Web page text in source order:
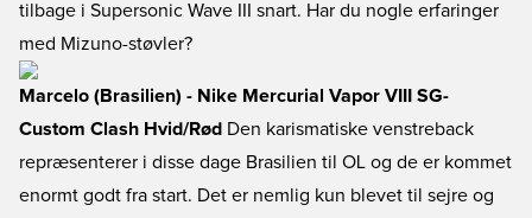
tilbage i Supersonic Wave III snart. Har du nogle erfaringer
med Mizuno-støvler?
Marcelo (Brasilien) - Nike Mercurial Vapor VIII SG-
Custom Clash Hvid/Rød Den karismatiske venstreback
repræsenterer i disse dage Brasilien til OL og de er kommet
enormt godt fra start. Det er nemlig kun blevet til sejre og